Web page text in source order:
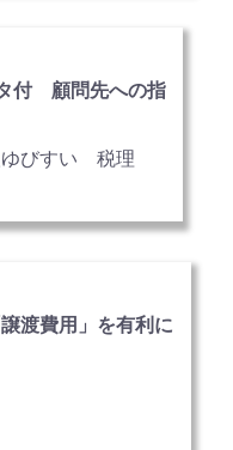
付 顧問先への指
ゆびすい 税理
渡費用」を有利に